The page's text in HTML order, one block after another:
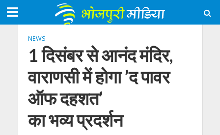
NEWS
1 दिसंबर से आनंद मंदिर,
वाराणसी में होगा ’द पावर
ऑफ दहशत’
का भव्य प्रदर्शन